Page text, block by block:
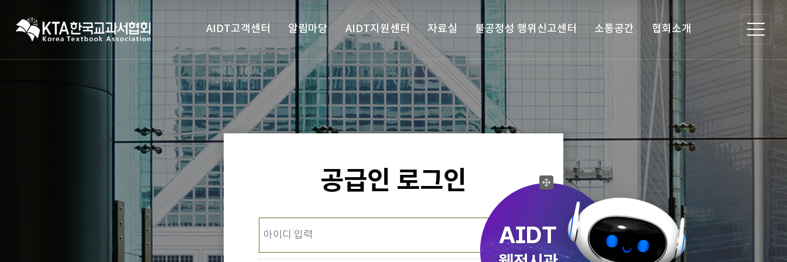
AIDT고객센터 알림마당 AIDT지원센터 자료실 불공정성 행위신고센터 소통공간 협회소개
공급인 로그인